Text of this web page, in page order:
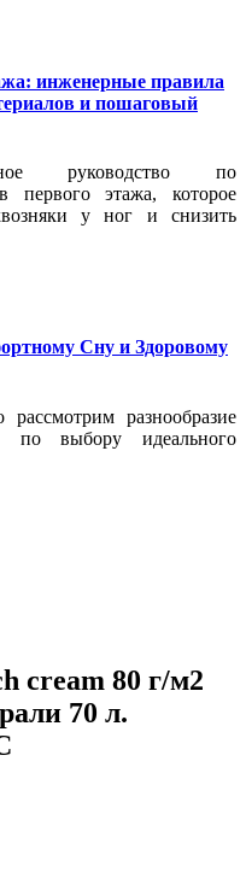
инженерные правила
и пошаговый
руководство по
первого этажа, которое
у ног и снизить
Сну и Здоровому
разнообразие
по выбору идеального
cream 80 г/м2
70 л.